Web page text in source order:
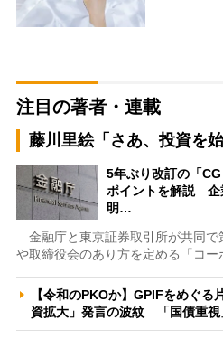
注目の著者・連載
藤川里絵「さあ、投資を始
5年ぶり改訂の「
ポイントを解説 企
明…
金融庁と東京証券取引所が共同で
や取締役会のあり方を定める「コー
【令和のPKOか】GPIFをめぐ
資拡大」発言の波紋 「国債重